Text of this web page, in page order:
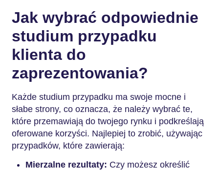
Jak wybrać odpowiednie
studium przypadku
klienta do
zaprezentowania?
Każde studium przypadku ma swoje mocne i
słabe strony, co oznacza, że należy wybrać te,
które przemawiają do twojego rynku i podkreślają
oferowane korzyści. Najlepiej to zrobić, używając
przypadków, które zawierają:
Mierzalne rezultaty: Czy możesz określić